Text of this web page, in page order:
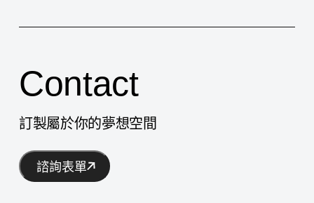
Contact
訂製屬於你的夢想空間
諮詢表單